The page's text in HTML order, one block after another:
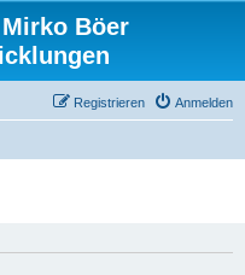
Böer
Anmelden
Registrieren